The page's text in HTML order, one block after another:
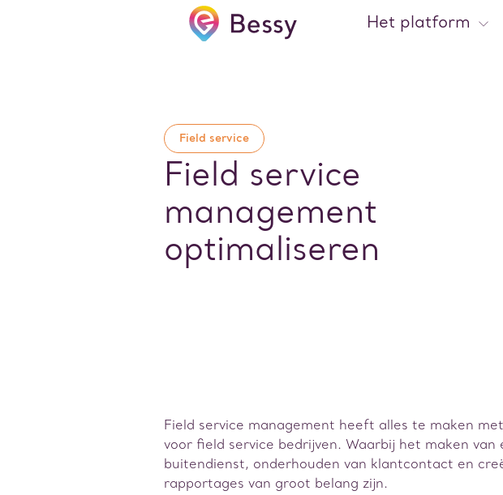
Het platform 
Field service
Field service
management
optimaliseren
Field service management heeft alles te maken
voor field service bedrijven. Waarbij het maken van
buitendienst, onderhouden van klantcontact en
rapportages van groot belang zijn.